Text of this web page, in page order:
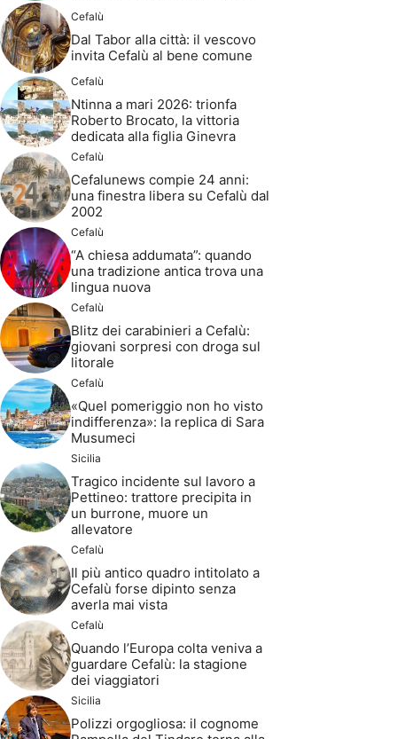
Cefalù
Dal Tabor alla città: il vescovo
invita Cefalù al bene comune
Cefalù
Ntinna a mari 2026: trionfa
Roberto Brocato, la vittoria
dedicata alla figlia Ginevra
Cefalù
Cefalunews compie 24 anni:
una finestra libera su Cefalù dal
2002
Cefalù
“A chiesa addumata”: quando
una tradizione antica trova una
lingua nuova
Cefalù
Blitz dei carabinieri a Cefalù:
giovani sorpresi con droga sul
litorale
Cefalù
«Quel pomeriggio non ho visto
indifferenza»: la replica di Sara
Musumeci
Sicilia
Tragico incidente sul lavoro a
Pettineo: trattore precipita in
un burrone, muore un
allevatore
Cefalù
Il più antico quadro intitolato a
Cefalù forse dipinto senza
averla mai vista
Cefalù
Quando l’Europa colta veniva a
guardare Cefalù: la stagione
dei viaggiatori
Sicilia
Polizzi orgogliosa: il cognome